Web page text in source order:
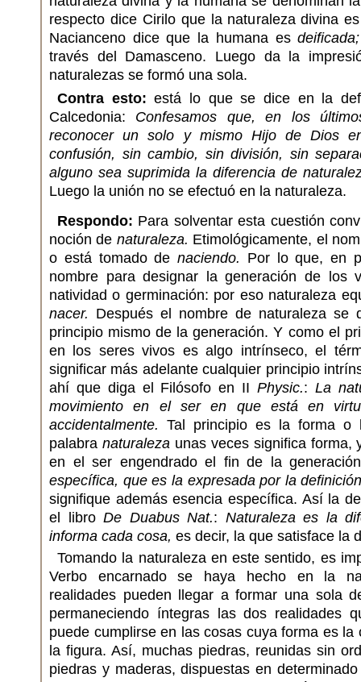
respecto dice Cirilo que la naturaleza divina
Nacianceno dice que la humana esdeificada;
través del Damasceno. Luego da la
naturalezas se formó una sola.
Contra esto: está lo que se dice en la
Calcedonia: Confesamos que, en los
reconocer un solo y mismo Hijo de Dios
confusión, sin cambio, sin división, sin
alguno sea suprimida la diferencia de
Luego la unión no se efectuó en la naturaleza.
Respondo: Para solventar esta cuestión
noción de naturaleza. Etimológicamente, el
o está tomado denaciendo. Por lo que, en
nombre para designar la generación de los
natividad o germinación: por eso naturaleza
nacer. Después el nombre de naturaleza se
principio mismo de la generación. Y como el
en los seres vivos es algo intrínseco, el
significar más adelante cualquier principio
ahí que diga el Filósofo en II Physic.: La
movimiento en el ser en que está en
accidentalmente. Tal principio es la forma o
palabra naturalezaunas veces significa forma,
en el ser engendrado el fin de la
específica, que es la expresada por la
signifique además esencia específica. Así la
el libro De Duabus Nat.: Naturaleza es la
informa cada cosa, es decir, la que satisface la
Tomando la naturaleza en este sentido, es
Verbo encarnado se haya hecho en la
realidades pueden llegar a formar una sola
permaneciendo íntegras las dos realidades
puede cumplirse en las cosas cuya forma es la
la figura. Así, muchas piedras, reunidas sin
piedras y maderas, dispuestas en